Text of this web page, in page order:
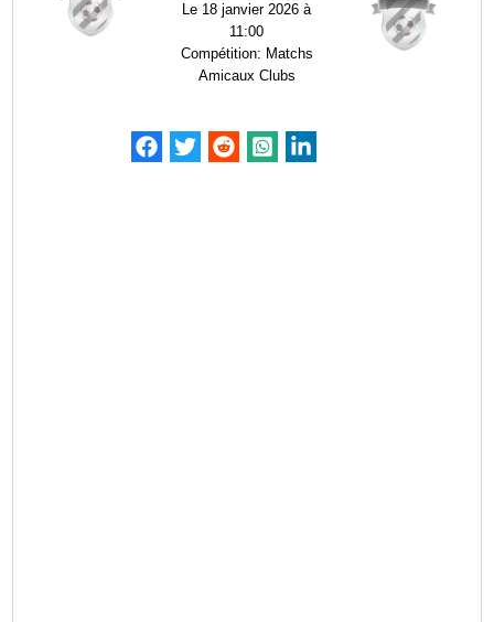
Le 18 janvier 2026 à
11:00
Compétition: Matchs
Amicaux Clubs